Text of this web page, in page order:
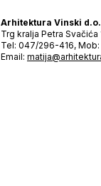
Arhitektura Vinski
Trg kralja Petra
Tel: 047/296-416,
Email: